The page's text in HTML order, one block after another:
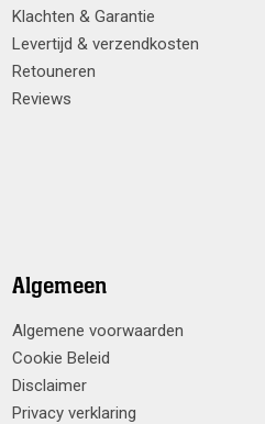
Klachten & Garantie
Levertijd & verzendkosten
Retouneren
Reviews
Algemeen
Algemene voorwaarden
Cookie Beleid
Disclaimer
Privacy verklaring